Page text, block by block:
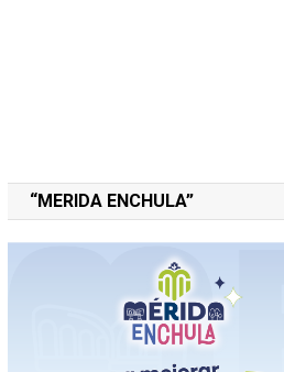
“MERIDA ENCHULA”